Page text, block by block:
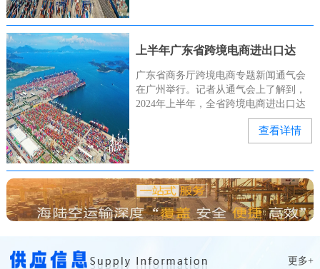
上半年广东省跨境电商进出口达
4273.4亿元
广东省商务厅跨境电商专题新闻通气会
在广州举行。记者从通气会上了解到，
2024年上半年，全省跨境电商进出口达
4273.4亿元。据悉，广东跨境电商进出口
从2015年的113亿元跃升至2023年查看详情
更多+